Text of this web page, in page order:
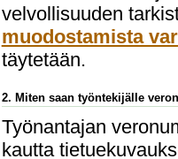
velvollisuuden
muodostamista
täytetään.
2. Miten saan työntekijälle
Työnantajan
kautta